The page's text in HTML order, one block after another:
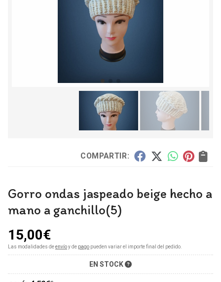
COMPARTIR:
Gorro ondas jaspeado beige hecho a
mano a ganchillo(5)
15,00€
Las modalidades deenvíoy de pago pueden variar el importe final del pedido.
EN STOCK